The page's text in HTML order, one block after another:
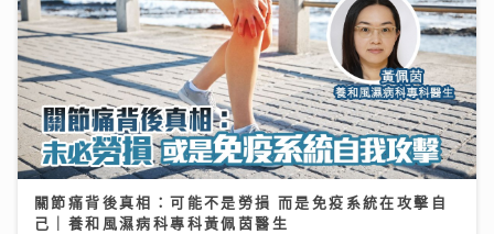
關節痛背後真相：可能不是勞損 而是免疫系統在攻擊自
己｜養和風濕病科專科黃佩茵醫生